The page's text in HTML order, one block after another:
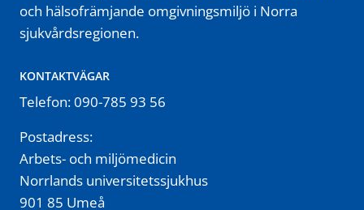
och hälsofrämjande omgivningsmiljö i Norra
sjukvårdsregionen.
KONTAKTVÄGAR
Telefon: 090-785 93 56
Postadress:
Arbets- och miljömedicin
Norrlands universitetssjukhus
901 85 Umeå